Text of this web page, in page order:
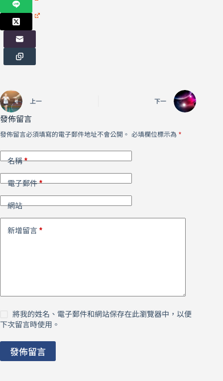
上一 下一
發佈留言
發佈留言必須填寫的電子郵件地址不會公開。 必填欄位標示為 *
名稱*
電子郵件*
網站
新增留言 *
將我的姓名、電子郵件和網站保存在此瀏覽器中，以便
下次留言時使用。
發佈留言